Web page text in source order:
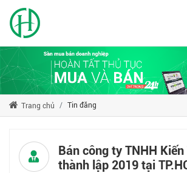
Trang chủ Tin đăng
Bán công ty TNHH Kiến
thành lập 2019 tại